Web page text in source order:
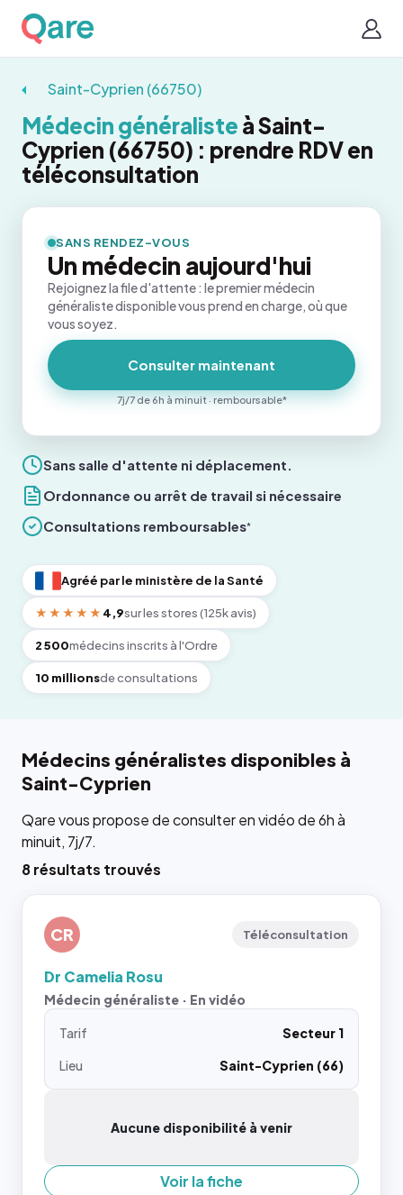
Saint-Cyprien (66750)
Médecin généraliste à Saint-
Cyprien (66750) : prendre RDV en
téléconsultation
Sans salle d'attente ni déplacement.
Ordonnance ou arrêt de travail si nécessaire
Consultations remboursables*
Agréé par le ministère de la Santé
★★★★★ 4,9sur les stores (125k avis)
2 500médecins inscrits à l'Ordre
10 millionsde consultations
SANS RENDEZ-VOUS
Un médecin aujourd'hui
Rejoignez la file d'attente : le premier médecin
généraliste disponible vous prend en charge, où que
vous soyez.
Consulter maintenant
7j/7 de 6h à minuit · remboursable*
Médecins généralistes disponibles à
Saint-Cyprien
Qare vous propose de consulter en vidéo de 6h à
minuit, 7j/7.
8 résultats trouvés
CR Téléconsultation
Dr Camelia Rosu
Médecin généraliste · En vidéo
Tarif
Secteur 1
Lieu
Saint-Cyprien (66)
Aucune disponibilité à venir
Voir la fiche